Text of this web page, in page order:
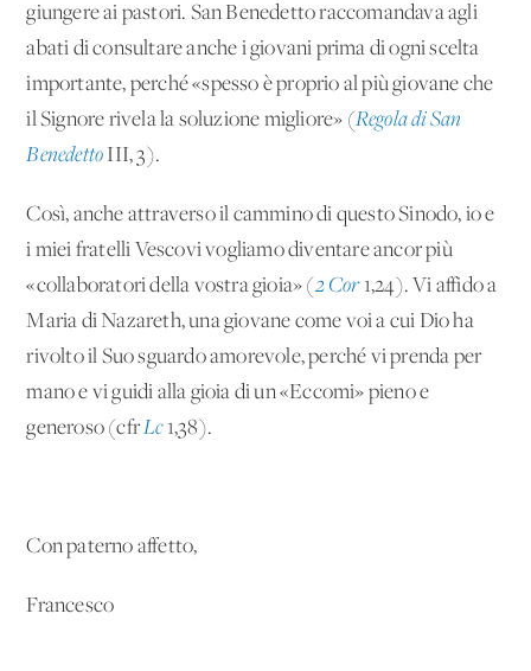
giungere ai pastori. San Benedetto raccomandava agli
abati di consultare anche i giovani prima di ogni scelta
importante, perché «spesso è proprio al più giovane che
il Signore rivela la soluzione migliore» (Regola di San
Benedetto III, 3).
Così, anche attraverso il cammino di questo Sinodo, io e
i miei fratelli Vescovi vogliamo diventare ancor più
«collaboratori della vostra gioia» (2 Cor1,24). Vi affido a
Maria di Nazareth, una giovane come voi a cui Dio ha
rivolto il Suo sguardo amorevole, perché vi prenda per
mano e vi guidi alla gioia di un «Eccomi» pieno e
generoso (cfrLc 1,38).
Con paterno affetto,
Francesco